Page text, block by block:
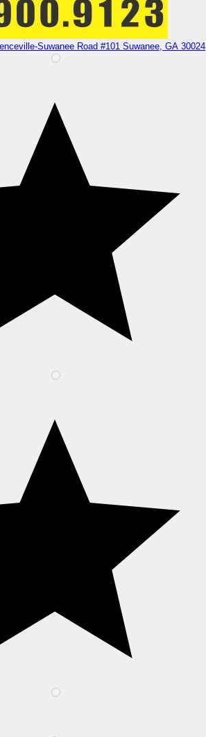
Suwanee Road #101 Suwanee, GA 30024